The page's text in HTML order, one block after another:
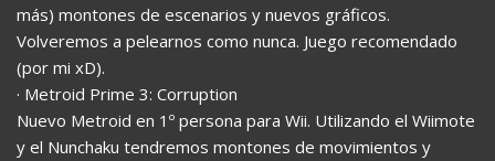
más) montones de escenarios y nuevos gráficos.
Volveremos a pelearnos como nunca. Juego recomendado
(por mi xD).
· Metroid Prime 3: Corruption
Nuevo Metroid en 1º persona para Wii. Utilizando el Wiimote
y el Nunchaku tendremos montones de movimientos y